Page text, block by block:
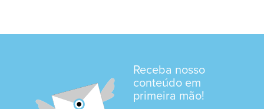
Receba nosso
conteúdo em
primeira mão!